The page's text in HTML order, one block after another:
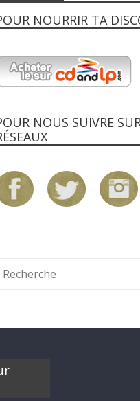
NOURRIR TA
NOUS SUIVRE